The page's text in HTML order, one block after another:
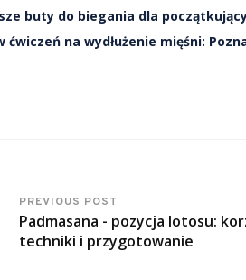
buty do biegania dla
ćwiczeń na wydłużenie mięśni:
PREVIOUS POST
Padmasana - pozycja lotosu:
techniki i przygotowanie